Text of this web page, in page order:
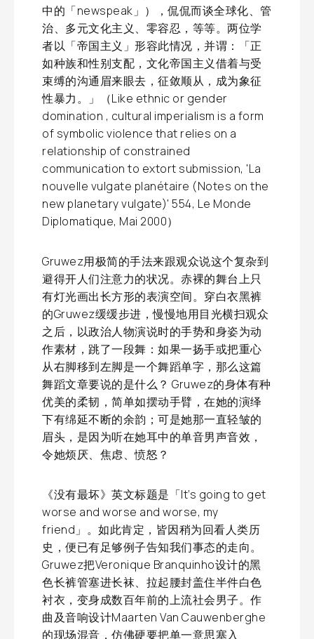
中的「newspeak」），侃侃而谈全球化、管
治、多元文化主义、零容忍，等等。两位学
者以「帝国主义」形容此情况，并谓：「正
如种族和性别支配，文化帝国主义借着与受
束缚的沟通眉来眼去，征敛顺从，成为象征
性暴力。」（Like ethnic or gender
domination , cultural imperialism is a form
of symbolic violence that relies on a
relationship of constrained
communication to extort submission, 'La
nouvelle vulgate planétaire (Notes on the
new planetary vulgate)' 554, Le Monde
Diplomatique, Mai 2000）
Gruwez用极简的手法来跟观众说这个复杂到
避得开人们注意力的状况。赤裸的舞台上只
有灯光画出长方形的表演空间。穿白衣黑裤
的Gruwez缓缓步进，慢慢地用目光横扫观众
之后，以政治人物演说时的手势和身姿为动
作素材，跳了一段舞：如果一扬手或把重心
从右脚移到左脚是一个舞蹈单字，那么这篇
舞蹈文章要说的是什么？ Gruwez的身体有种
优美的柔韧，简单如摆动手臂，在她的演绎
下有绵延不断的余韵；可是她那一直轻皱的
眉头，是因为听在她耳中的单音男声音效，
令她烦厌、焦虑、愤怒？
《没有最坏》英文标题是「It’s going to get
worse and worse and worse, my
friend」。如此肯定，皆因稍为回看人类历
史，便已有足够例子告知我们事态的走向。
Gruwez把Veronique Branquinho设计的黑
色长裤管塞进长袜、拉起腰封盖住半件白色
衬衣，变身成数百年前的上流社会男子。作
曲及音响设计Maarten Van Cauwenberghe
的现场混音，仿佛硬要把单一意思塞入